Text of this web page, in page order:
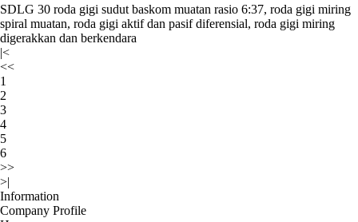
SDLG 30 roda gigi sudut baskom muatan rasio 6:37, roda gigi miring
spiral muatan, roda gigi aktif dan pasif diferensial, roda gigi miring
digerakkan dan berkendara
|<
<<
1
2
3
4
5
6
>>
>|
Information
Company Profile